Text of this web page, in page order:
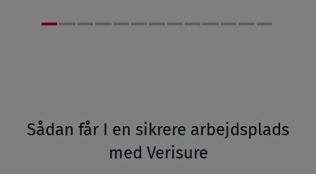
Sådan får I en sikrere arbejdsplads
med Verisure